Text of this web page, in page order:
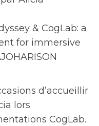
& CogLab: a
for immersive
d’accueillir
lors
CogLab.